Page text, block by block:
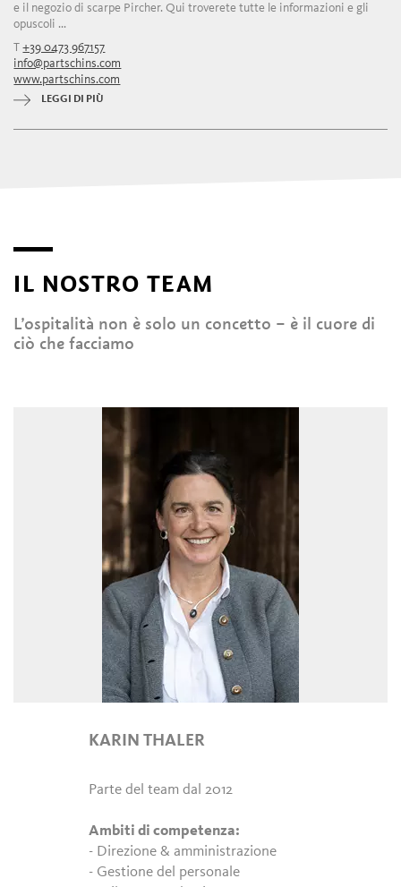
e il negozio di scarpe Pircher. Qui troverete tutte le informazioni e gli
opuscoli ...
T+39 0473 967157
info@partschins.com
www.partschins.com
LEGGI DI PIÙ
IL NOSTRO TEAM
L’ospitalità non è solo un concetto – è il cuore di
ciò che facciamo
KARIN THALER
Parte del team dal 2012
Ambiti di competenza:
- Direzione & amministrazione
- Gestione del personale